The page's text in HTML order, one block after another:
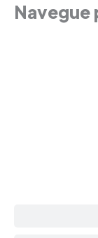
Navegue